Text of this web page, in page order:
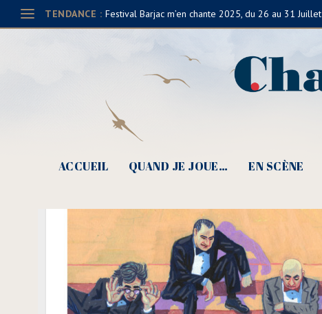
TENDANCE : Festival Barjac m’en chante 2025, du 26 au 31 Juillet
ACCUEIL QUAND JE JOUE… EN SCÈNE